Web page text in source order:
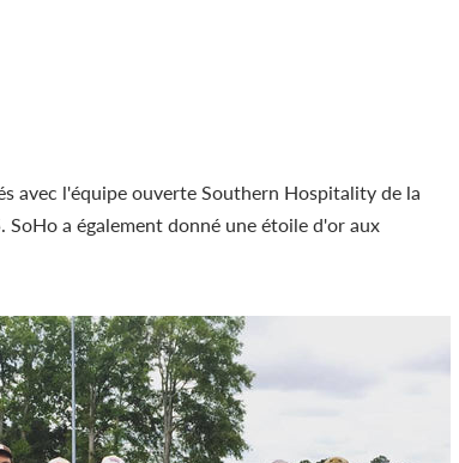
avec l'équipe ouverte Southern Hospitality de la
a également donné une étoile d'or aux